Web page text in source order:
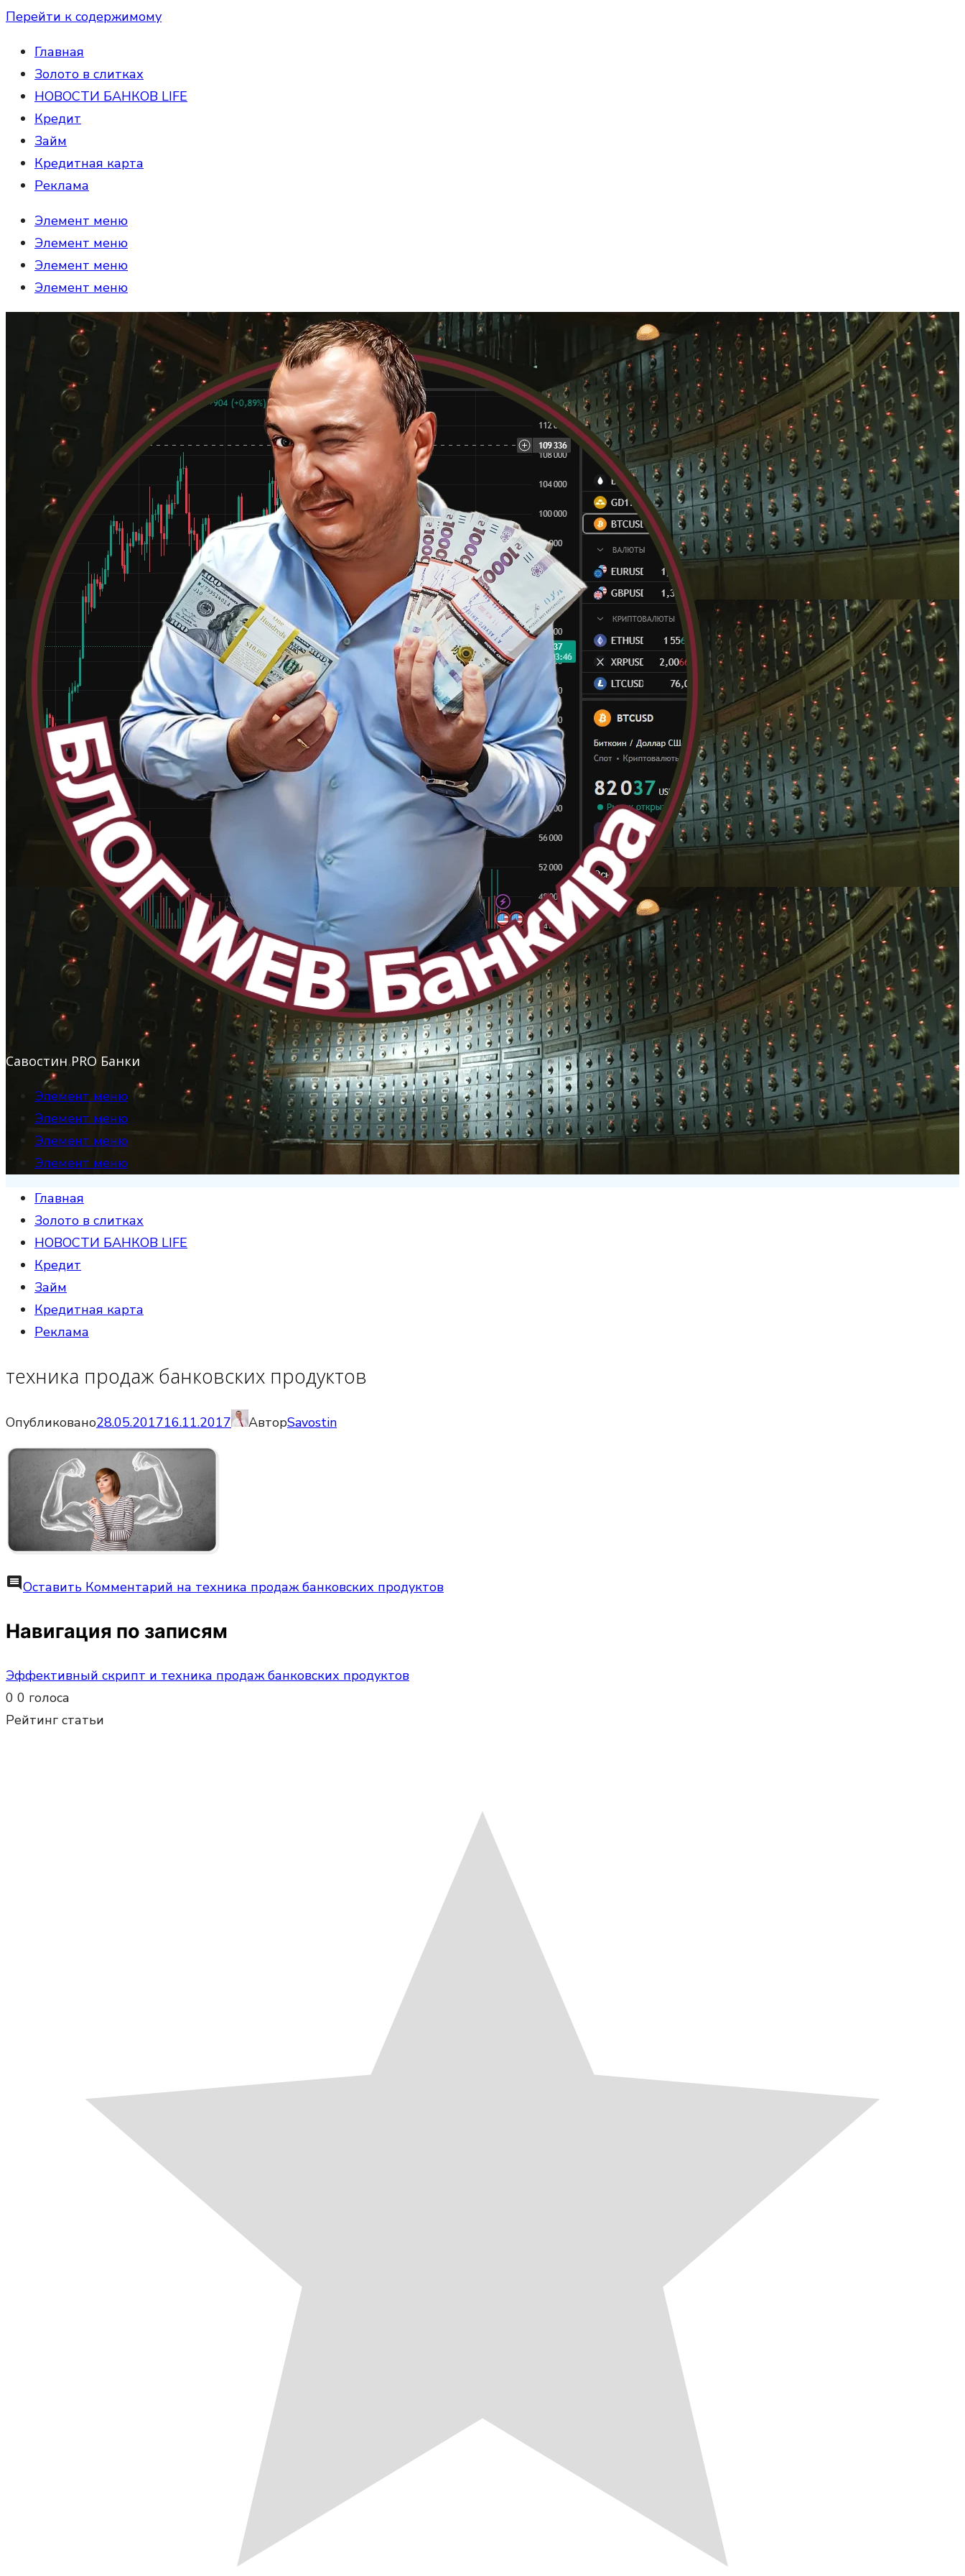
Перейти к содержимому
Главная
Золото в слитках
НОВОСТИ БАНКОВ LIFE
Кредит
Займ
Кредитная карта
Реклама
Элемент меню
Элемент меню
Элемент меню
Элемент меню
Савостин PRO Банки
Элемент меню
Элемент меню
Элемент меню
Элемент меню
Главная
Золото в слитках
НОВОСТИ БАНКОВ LIFE
Кредит
Займ
Кредитная карта
Реклама
техника продаж банковских продуктов
Опубликовано28.05.201716.11.2017 АвторSavostin
commentОставить Комментарий на техника продаж банковских продуктов
Навигация по записям
Эффективный скрипт и техника продаж банковских продуктов
0 0 голоса
Рейтинг статьи